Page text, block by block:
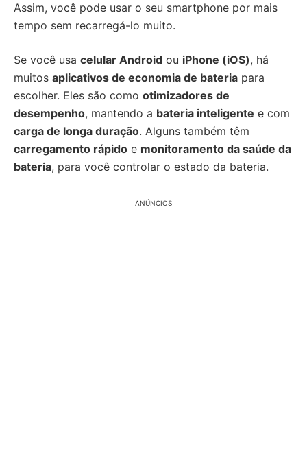
Assim, você pode usar o seu smartphone por mais
tempo sem recarregá-lo muito.
Se você usa celular Android ou iPhone (iOS), há
muitos aplicativos de economia de bateria para
escolher. Eles são como otimizadores de
desempenho, mantendo a bateria inteligente e com
carga de longa duração. Alguns também têm
carregamento rápido e monitoramento da saúde da
bateria, para você controlar o estado da bateria.
ANÚNCIOS